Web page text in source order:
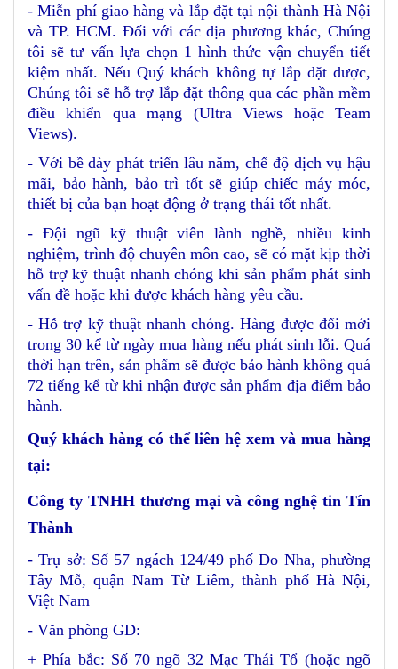
- Miễn phí giao hàng và lắp đặt tại nội thành Hà Nội
và TP. HCM. Đối với các địa phương khác, Chúng
tôi sẽ tư vấn lựa chọn 1 hình thức vận chuyển tiết
kiệm nhất. Nếu Quý khách không tự lắp đặt được,
Chúng tôi sẽ hỗ trợ lắp đặt thông qua các phần mềm
điều khiển qua mạng (Ultra Views hoặc Team
Views).
- Với bề dày phát triển lâu năm, chế độ dịch vụ hậu
mãi, bảo hành, bảo trì tốt sẽ giúp chiếc máy móc,
thiết bị của bạn hoạt động ở trạng thái tốt nhất.
- Đội ngũ kỹ thuật viên lành nghề, nhiều kinh
nghiệm, trình độ chuyên môn cao, sẽ có mặt kịp thời
hỗ trợ kỹ thuật nhanh chóng khi sản phẩm phát sinh
vấn đề hoặc khi được khách hàng yêu cầu.
- Hỗ trợ kỹ thuật nhanh chóng. Hàng được đổi mới
trong 30 kể từ ngày mua hàng nếu phát sinh lỗi. Quá
thời hạn trên, sản phẩm sẽ được bảo hành không quá
72 tiếng kể từ khi nhận được sản phẩm địa điểm bảo
hành.
Quý khách hàng có thể liên hệ xem và mua hàng
tại:
Công ty TNHH thương mại và công nghệ tin Tín
Thành
- Trụ sở: Số 57 ngách 124/49 phố Do Nha, phường
Tây Mỗ, quận Nam Từ Liêm, thành phố Hà Nội,
Việt Nam
- Văn phòng GD:
+ Phía bắc: Số 70 ngõ 32 Mạc Thái Tổ (hoặc ngõ